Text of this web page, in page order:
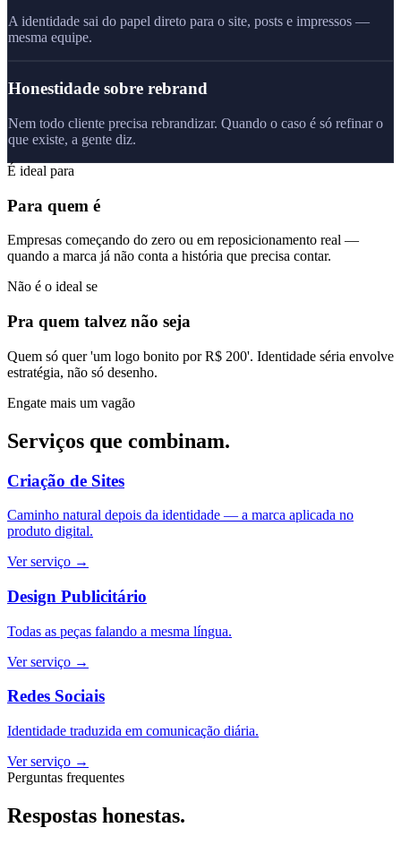
A identidade sai do papel direto para o site, posts e impressos —
mesma equipe.
Honestidade sobre rebrand
Nem todo cliente precisa rebrandizar. Quando o caso é só refinar o
que existe, a gente diz.
É ideal para
Para quem é
Empresas começando do zero ou em reposicionamento real —
quando a marca já não conta a história que precisa contar.
Não é o ideal se
Pra quem talvez não seja
Quem só quer 'um logo bonito por R$ 200'. Identidade séria envolve
estratégia, não só desenho.
Engate mais um vagão
Serviços que combinam.
Criação de Sites
Caminho natural depois da identidade — a marca aplicada no
produto digital.
Ver serviço →
Design Publicitário
Todas as peças falando a mesma língua.
Ver serviço →
Redes Sociais
Identidade traduzida em comunicação diária.
Ver serviço →
Perguntas frequentes
Respostas honestas.